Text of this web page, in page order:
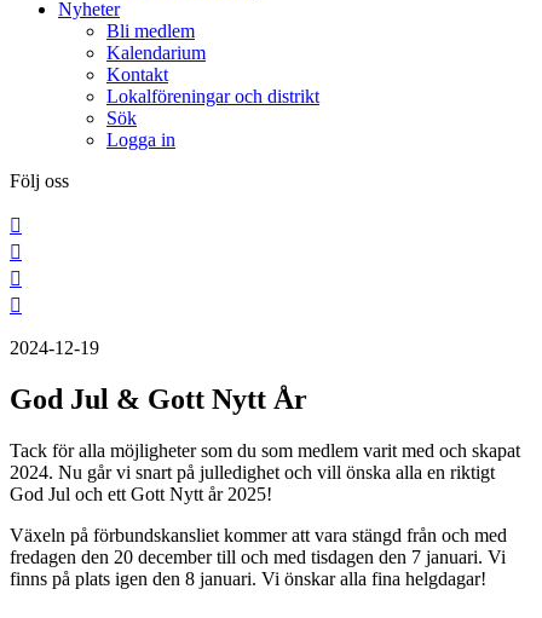
Nyheter
Bli medlem
Kalendarium
Kontakt
Lokalföreningar och distrikt
Sök
Logga in
Följ oss
2024-12-19
God Jul & Gott Nytt År
Tack för alla möjligheter som du som medlem varit med och skapat
2024. Nu går vi snart på julledighet och vill önska alla en riktigt
God Jul och ett Gott Nytt år 2025!
Växeln på förbundskansliet kommer att vara stängd från och med
fredagen den 20 december till och med tisdagen den 7 januari. Vi
finns på plats igen den 8 januari. Vi önskar alla fina helgdagar!